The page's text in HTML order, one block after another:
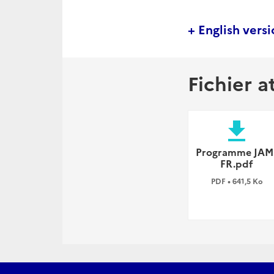
+ English
Fichier
file_download
Programme
FR.pdf
PDF • 641,5 Ko